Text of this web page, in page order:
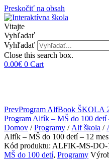
Preskočiť na obsah
Vitajte
Vyhľadať
Vyhľadať
Close this search box.
0.00€ 0 Cart
PrevProgram AlfBook ŠKOLA
Program Alfík – MŠ do 100 detí
Domov /Programy / Alf škola /
Alfík – MŠ do 100 detí – 12
Kód produktu: ALFIK-MS-DO-
MŠ do 100 detí, Programy